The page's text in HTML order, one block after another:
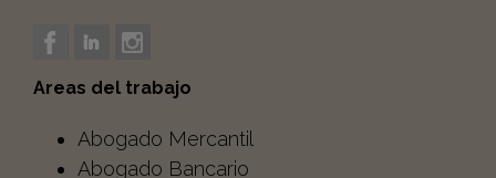
Areas del trabajo
Abogado Mercantil
Abogado Bancario